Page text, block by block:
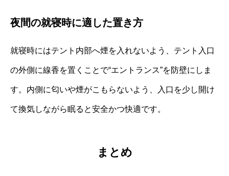
夜間の就寝時に適した置き方
就寝時にはテント内部へ煙を入れないよう、テント入口
の外側に線香を置くことで“エントランス”を防壁にしま
す。内側に匂いや煙がこもらないよう、入口を少し開け
て換気しながら眠ると安全かつ快適です。
まとめ